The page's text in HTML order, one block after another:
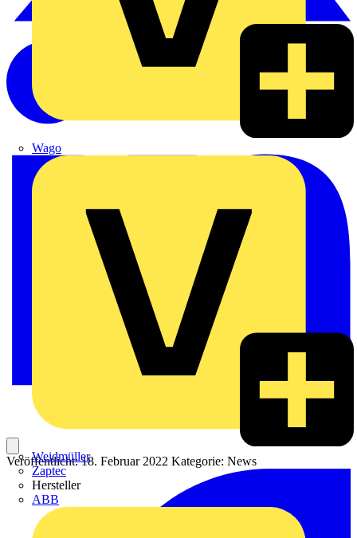
Wago
Weidmüller
Zaptec
Hersteller
ABB
Veröffentlicht: 18. Februar 2022 Kategorie: News